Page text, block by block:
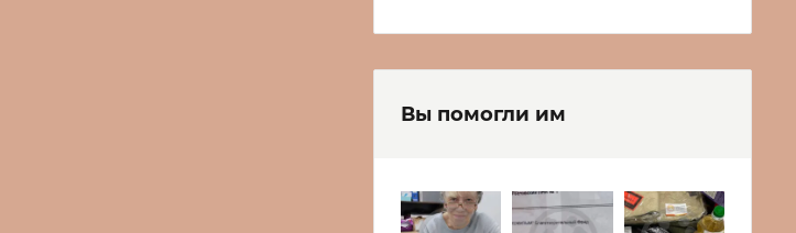
Вы помогли им